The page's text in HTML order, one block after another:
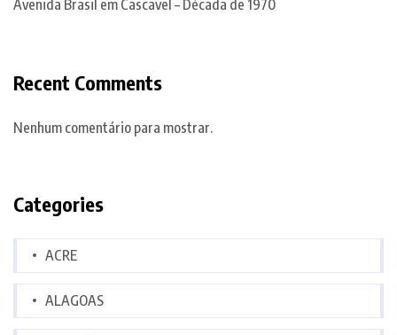
Avenida Brasil em Cascavel – Década de 1970
Recent Comments
Nenhum comentário para mostrar.
Categories
ACRE
ALAGOAS